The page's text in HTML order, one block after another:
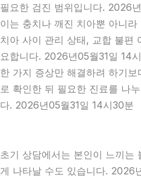
필요한 검진 범위입니다. 2026
이는 충치나 깨진 치아뿐 아니
치아 사이 관리 상태, 교합 불편
요합니다. 2026년05월31일 14
한 가지 증상만 해결하려 하기
로 확인한 뒤 필요한 진료를 나
다. 2026년05월31일 14시30분
초기 상담에서는 본인이 느끼는
게 나타날 수도 있습니다. 2026